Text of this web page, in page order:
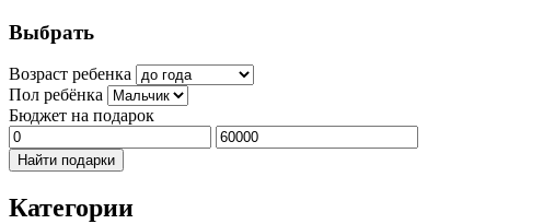
Выбрать
Возраст ребенка
Пол ребёнка
Бюджет на подарок
Найти подарки
Категории